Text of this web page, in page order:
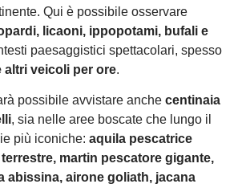
Qui è possibile osservare
licaoni, ippopotami, bufali e
paesaggistici spettacolari, spesso
altri veicoli per ore.
possibile avvistare anche centinaia
, sia nelle aree boscate che lungo il
più iconiche: aquila pescatrice
martin pescatore gigante,
abissina, airone goliath, jacana